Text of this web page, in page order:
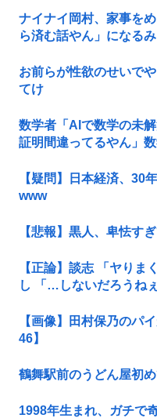
ナイナイ岡村、家事を
ら済む話やん」になる
お前らが性欲のせいで
てけ
数学者「AIで数学の未
証明間違ってるやん」
【疑問】日本経済、30
www
【悲報】黒人、卑怯す
【正論】談志 「ヤり
し 「…しないだろうね
【画像】田村保乃のパ
46】
鶴舞駅前のうどん屋初
1998年生まれ、ガチで